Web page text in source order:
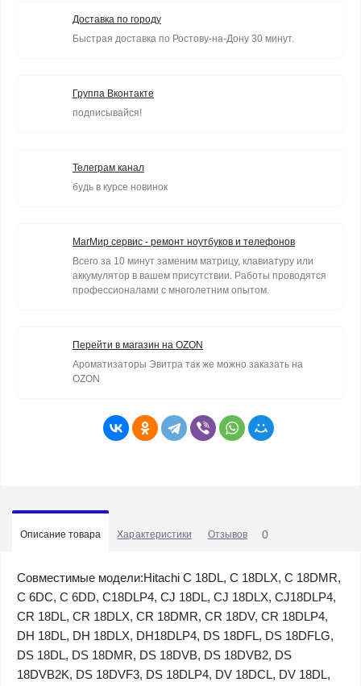
Доставка по городу
Быстрая доставка по Ростову-на-Дону 30 минут.
Группа Вконтакте
подписывайся!
Телеграм канал
будь в курсе новинок
МагМир сервис - ремонт ноутбуков и телефонов
Всего за 10 минут заменим матрицу, клавиатуру или
аккумулятор в вашем присутствии. Работы проводятся
профессионалами с многолетним опытом.
Перейти в магазин на OZON
Ароматизаторы Эвитра так же можно заказать на
OZON
Описание товара Характеристики Отзывов 0
Совместимые модели:Hitachi C 18DL, C 18DLX, C 18DMR,
C 6DC, C 6DD, C18DLP4, CJ 18DL, CJ 18DLX, CJ18DLP4,
CR 18DL, CR 18DLX, CR 18DMR, CR 18DV, CR 18DLP4,
DH 18DL, DH 18DLX, DH18DLP4, DS 18DFL, DS 18DFLG,
DS 18DL, DS 18DMR, DS 18DVB, DS 18DVB2, DS
18DVB2K, DS 18DVF3, DS 18DLP4, DV 18DCL, DV 18DL,